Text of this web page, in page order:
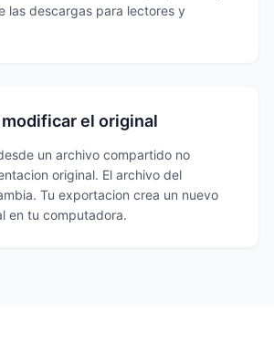
las descargas para lectores y
el original
un archivo compartido no
original. El archivo del
Tu exportacion crea un nuevo
en tu computadora.